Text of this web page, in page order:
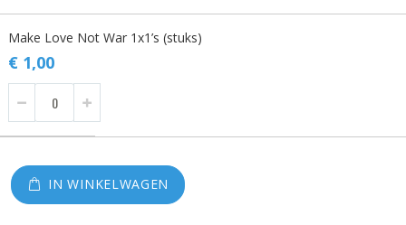
productitems
Make Love Not War 1x1’s (stuks)
€ 1,00
IN WINKELWAGEN